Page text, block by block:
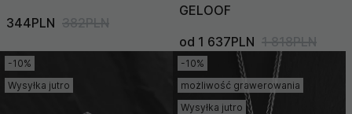
344PLN 382PLN
GELOOF
od 1 637PLN 1 818PLN
-10%
Wysyłka jutro
-10%
możliwość grawerowania
Wysyłka jutro